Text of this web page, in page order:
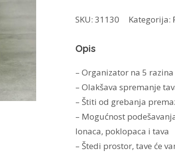
tave
1639
SKU: 31130 Kategorija:
Opis
– Organizator na 5
– Olakšava spremanje
– Štiti od grebanja
– Mogućnost
lonaca, poklopaca i tava
– Štedi prostor, tave će